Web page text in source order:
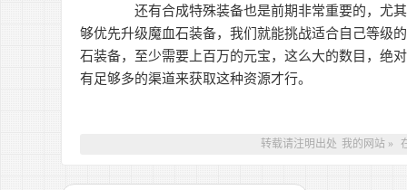
还有合成特殊装备也是前期非常重要的，尤其
够优先升级魔血石装备，我们就能挑战适合自己等级
石装备，至少需要上百万的元宝，这么大的数目，绝
有足够多的渠道来获取这种资源才行。
转载请注明出处 我的网站 »